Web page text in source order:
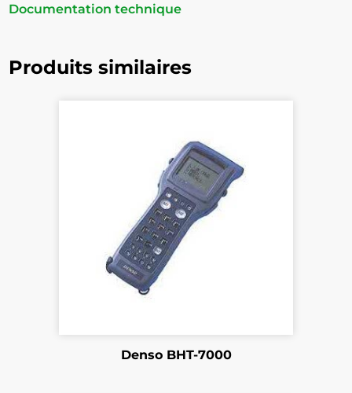
Documentation technique
Produits similaires
Denso BHT-7000